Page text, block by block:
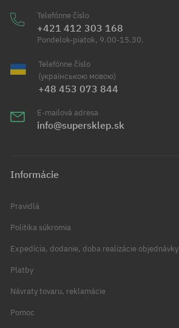
Telefónne číslo
+421 412 303 168
Pondelok-piatok, 9.00-15.30.
Telefónne číslo
(українською мовою)
+48 453 073 844
E-mailová adresa
info@supersklep.sk
Informácie
Pravidlá
Politika súkromia
Expedícia, dodanie, doba realizácie objednávky
Platby
Návraty tovaru, reklamácie
Pomoc